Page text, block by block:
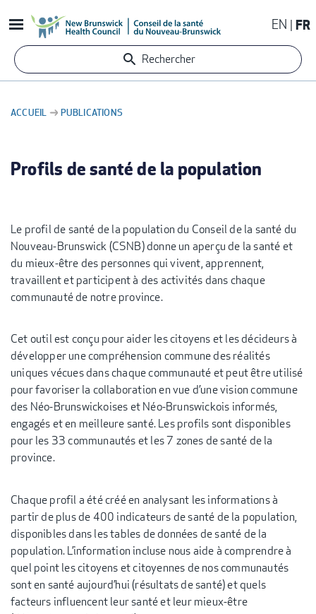
au
contenu
principal
EN FR
Rechercher
D'ARIANE
ACCUEIL PUBLICATIONS
Profils de santé de la population
Le profil de santé de la population du Conseil de la santé du
Nouveau-Brunswick (CSNB) donne un aperçu de la santé et
du mieux-être des personnes qui vivent, apprennent,
travaillent et participent à des activités dans chaque
communauté de notre province.
Cet outil est conçu pour aider les citoyens et les décideurs à
développer une compréhension commune des réalités
uniques vécues dans chaque communauté et peut être utilisé
pour favoriser la collaboration en vue d’une vision commune
des Néo-Brunswickoises et Néo-Brunswickois informés,
engagés et en meilleure santé. Les profils sont disponibles
pour les 33 communautés et les 7 zones de santé de la
province.
Chaque profil a été créé en analysant les informations à
partir de plus de 400 indicateurs de santé de la population,
disponibles dans les tables de données de santé de la
population. L’information incluse nous aide à comprendre à
quel point les citoyens et citoyennes de nos communautés
sont en santé aujourd’hui (résultats de santé) et quels
facteurs influencent leur santé et leur mieux-être